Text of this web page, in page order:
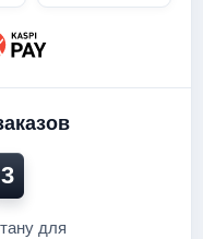
3
для